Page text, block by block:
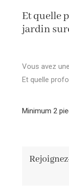
Et quelle
jardin
Vous avez
Et quelle
Minimum 2